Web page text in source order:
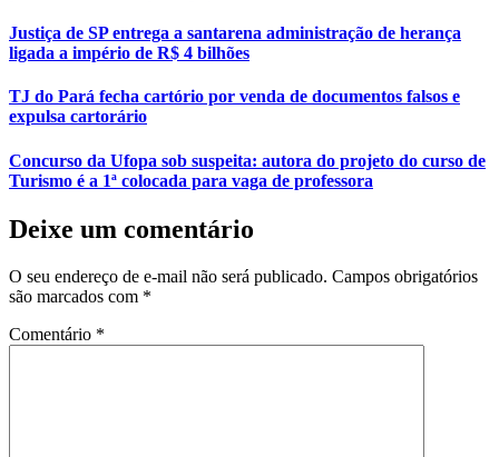
Justiça de SP entrega a santarena administração de herança
ligada a império de R$ 4 bilhões
TJ do Pará fecha cartório por venda de documentos falsos e
expulsa cartorário
Concurso da Ufopa sob suspeita: autora do projeto do curso de
Turismo é a 1ª colocada para vaga de professora
Deixe um comentário
O seu endereço de e-mail não será publicado. Campos obrigatórios
são marcados com *
Comentário *